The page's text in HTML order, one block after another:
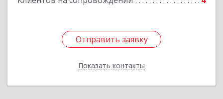
Отправить заявку
Показать контакты
Отправить заявку
Назад